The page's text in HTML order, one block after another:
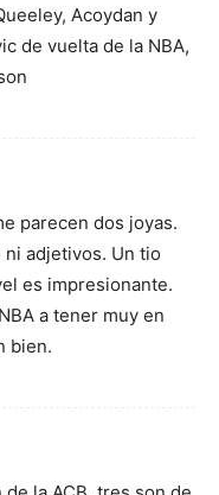
Acoydan y
de vuelta de la NBA,
parecen dos joyas.
ni adjetivos. Un tio
es impresionante.
a tener muy en
bien.